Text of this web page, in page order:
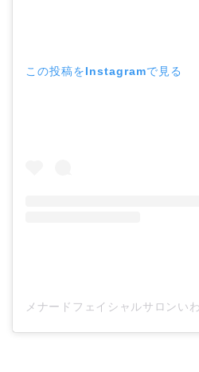
この投稿をInstagramで見る